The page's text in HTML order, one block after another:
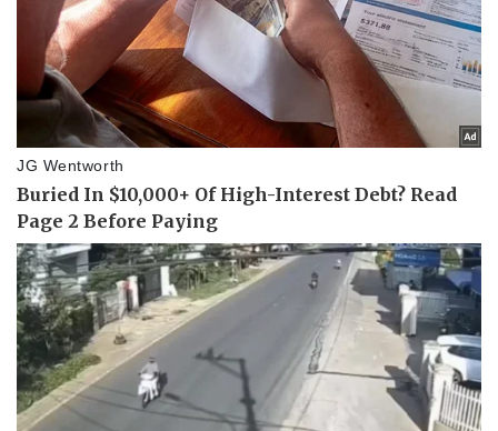
Thể thao
Bóng đá
Lịch thi đấu bóng đá
Thế giới thể thao
eSports
Hậu trường
Ô tô - Xe máy
Ô tô
Xe máy